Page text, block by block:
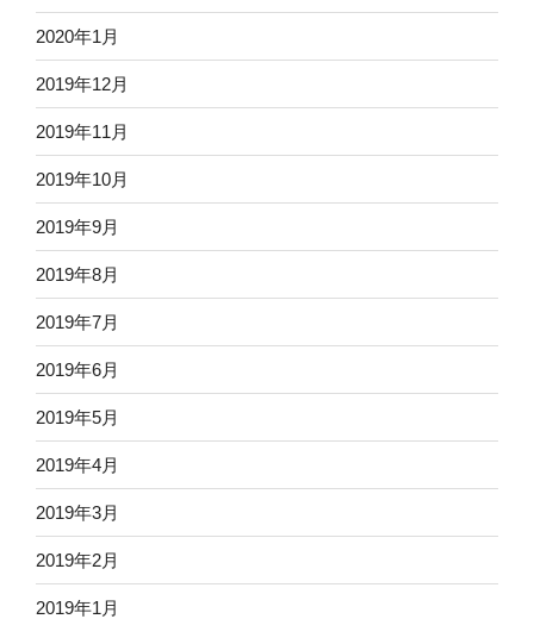
2020年1月
2019年12月
2019年11月
2019年10月
2019年9月
2019年8月
2019年7月
2019年6月
2019年5月
2019年4月
2019年3月
2019年2月
2019年1月